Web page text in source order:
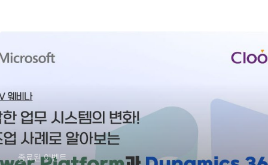
종료된 이벤트